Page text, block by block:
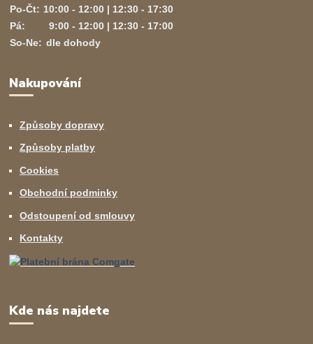
Po-Čt: 10:00 - 12:00 | 12:30 - 17:30
Pá:
9:00 - 12:00 | 12:30 - 17:00
So-Ne: dle dohody
Nakupování
Způsoby dopravy
Způsoby platby
Cookies
Obchodní podminky
Odstoupení od smlouvy
Kontakty
Kde nás najdete